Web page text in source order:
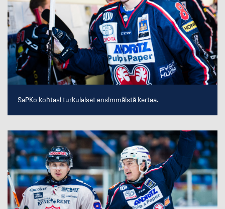
SaPKo kohtasi turkulaiset ensimmäistä kertaa.